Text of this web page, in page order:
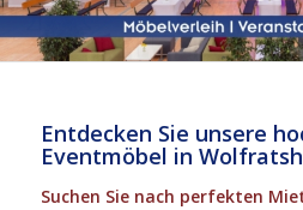
Entdecken Sie unsere
Eventmöbel in
Suchen Sie nach perfekten